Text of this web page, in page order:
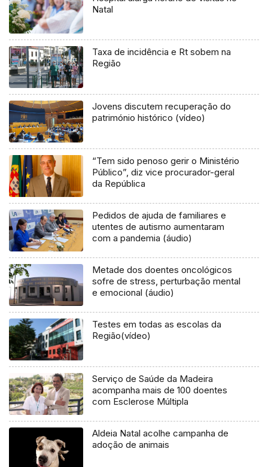
Natal
Taxa de incidência e Rt sobem na
Região
Jovens discutem recuperação do
património histórico (vídeo)
“Tem sido penoso gerir o Ministério
Público”, diz vice procurador-geral
da República
Pedidos de ajuda de familiares e
utentes de autismo aumentaram
com a pandemia (áudio)
Metade dos doentes oncológicos
sofre de stress, perturbação mental
e emocional (áudio)
Testes em todas as escolas da
Região(vídeo)
Serviço de Saúde da Madeira
acompanha mais de 100 doentes
com Esclerose Múltipla
Aldeia Natal acolhe campanha de
adoção de animais